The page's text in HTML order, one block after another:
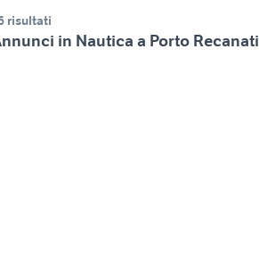
risultati
in Nautica a Porto Recanati